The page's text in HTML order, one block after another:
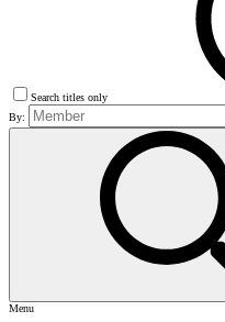
Search titles only
By:
Menu